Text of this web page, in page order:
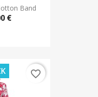
Band
€
favorite_border